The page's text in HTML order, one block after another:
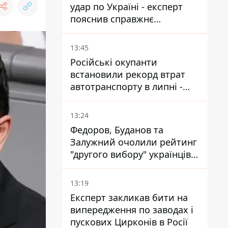
удар по Україні - експерт
пояснив справжнє
призначення нової
гомельської бригади
13:45
Російські окупанти
встановили рекорд втрат
автотранспорту в липні -
майже 14 тисяч одиниць
13:24
Федоров, Буданов та
Залужний очолили рейтинг
"другого вибору" українців -
опитування показало
альтернативні симпатії
13:19
Експерт закликав бити на
випередження по заводах і
пускових Цирконів в Росії